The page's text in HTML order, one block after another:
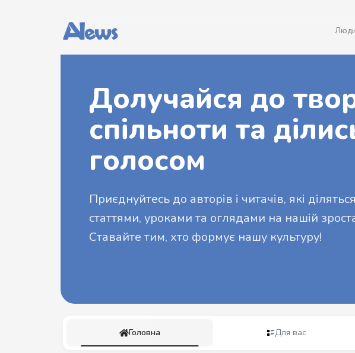
Долучайся до
спільноти та
голосом
Приєднуйтесь до авторів і читачів, які
статтями, уроками та оглядами на нашій
Ставайте тим, хто формує нашу культуру!
Головна Для вас